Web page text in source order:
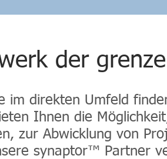
der
im direkten Umfeld
Ihnen die
zur Abwicklung von
synaptor™ Partner